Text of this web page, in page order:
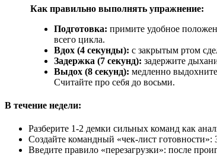
Как правильно выполнять упражнение:
Подготовка: примите удобное
всего цикла.
Вдох (4 секунды): с закрытым ртом
Задержка (7 секунд): задержите
Выдох (8 секунд): медленно
Считайте про себя до восьми.
В течение недели:
Разберите 1-2 демки сильных команд как
Создайте командный «чек-лист готовности»:
Введите правило «перезагрузки»: после